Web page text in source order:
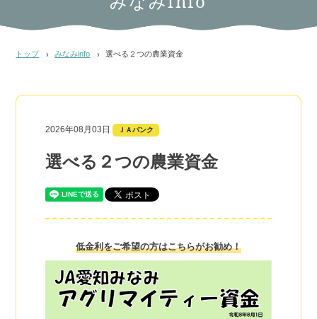
トップ みなみinfo 選べる２つの農業資金
2026年08月03日 ＪＡバンク
選べる２つの農業資金
低金利をご希望の方はこちらがお勧め！